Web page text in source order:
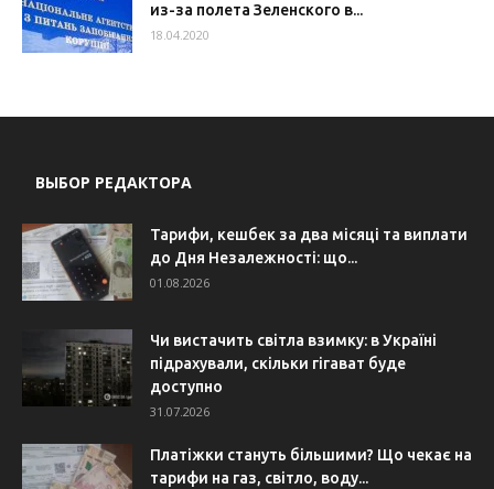
из-за полета Зеленского в...
18.04.2020
ВЫБОР РЕДАКТОРА
Тарифи, кешбек за два місяці та виплати
до Дня Незалежності: що...
01.08.2026
Чи вистачить світла взимку: в Україні
підрахували, скільки гігават буде
доступно
31.07.2026
Платіжки стануть більшими? Що чекає на
тарифи на газ, світло, воду...